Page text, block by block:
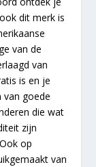
dit merk is
van de
van
is en je
van goede
die wat
zijn
op
van